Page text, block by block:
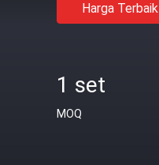
Harga Terbaik
1 set
MOQ